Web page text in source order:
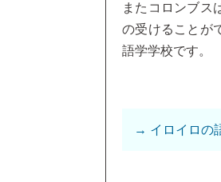
またコロンブス
の受けることが
語学学校です。
→ イロイロの